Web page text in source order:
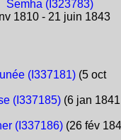
Semha (I323783)
1810 - 21 juin 1843
(I337181)(5 oct
(I337185)(6 jan
(I337186)(26 fév